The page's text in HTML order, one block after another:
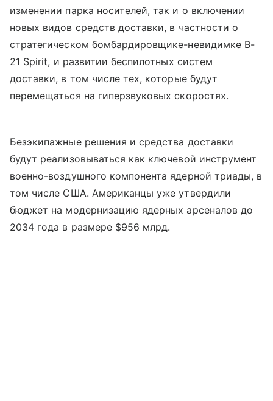
изменении парка носителей, так и о включении
новых видов средств доставки, в частности о
стратегическом бомбардировщике-невидимке B-
21 Spirit, и развитии беспилотных систем
доставки, в том числе тех, которые будут
перемещаться на гиперзвуковых скоростях.
Безэкипажные решения и средства доставки
будут реализовываться как ключевой инструмент
военно-воздушного компонента ядерной триады, в
том числе США. Американцы уже утвердили
бюджет на модернизацию ядерных арсеналов до
2034 года в размере $956 млрд.